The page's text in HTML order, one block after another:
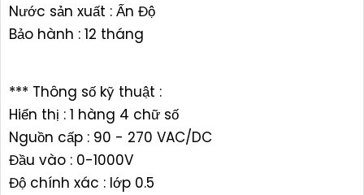
Nước sản xuất : Ấn Độ
Bảo hành : 12 tháng
*** Thông số kỹ thuật :
Hiển thị : 1 hàng 4 chữ số
Nguồn cấp : 90 - 270 VAC/DC
Đầu vào : 0-1000V
Độ chính xác : lớp 0.5